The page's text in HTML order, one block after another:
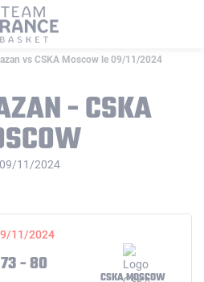
vs CSKA Moscow le 09/11/2024
- CSKA
09/11/2024
11/2024
73 - 80
CSKA MOSCOW